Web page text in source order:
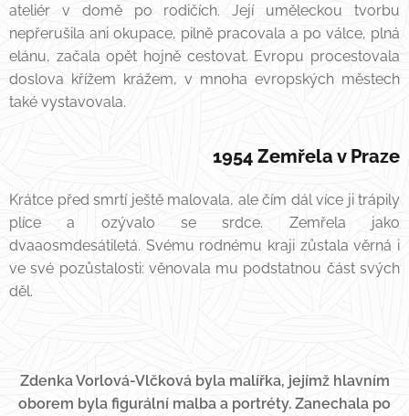
ateliér v domě po rodičích. Její uměleckou tvorbu
nepřerušila ani okupace, pilně pracovala a po válce, plná
elánu, začala opět hojně cestovat. Evropu procestovala
doslova křížem krážem, v mnoha evropských městech
také vystavovala.
1954 Zemřela v Praze
Krátce před smrtí ještě malovala, ale čím dál více ji trápily
plíce a ozývalo se srdce. Zemřela jako
dvaaosmdesátiletá. Svému rodnému kraji zůstala věrná i
ve své pozůstalosti: věnovala mu podstatnou část svých
děl.
Zdenka Vorlová-Vlčková byla malířka, jejímž hlavním
oborem byla figurální malba a portréty. Zanechala po